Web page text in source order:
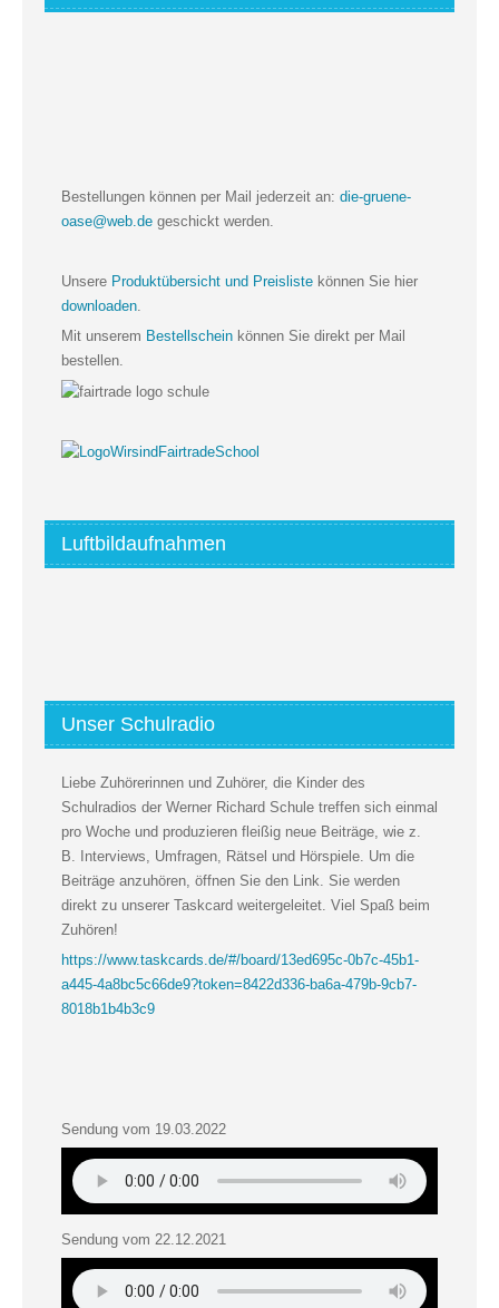
Bestellungen können per Mail jederzeit an: die-gruene-
oase@web.de geschickt werden.
Unsere Produktübersicht und Preisliste können Sie hier
downloaden.
Mit unserem Bestellschein können Sie direkt per Mail
bestellen.
Luftbildaufnahmen
Unser Schulradio
Liebe Zuhörerinnen und Zuhörer, die Kinder des
Schulradios der Werner Richard Schule treffen sich einmal
pro Woche und produzieren fleißig neue Beiträge, wie z.
B. Interviews, Umfragen, Rätsel und Hörspiele. Um die
Beiträge anzuhören, öffnen Sie den Link. Sie werden
direkt zu unserer Taskcard weitergeleitet. Viel Spaß beim
Zuhören!
https://www.taskcards.de/#/board/13ed695c-0b7c-45b1-
a445-4a8bc5c66de9?token=8422d336-ba6a-479b-9cb7-
8018b1b4b3c9
Sendung vom 19.03.2022
Sendung vom 22.12.2021